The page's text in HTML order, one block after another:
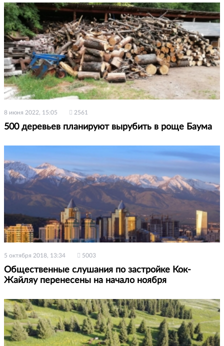
8 июня 2022, 15:05 2561
500 деревьев планируют вырубить в роще Баума
5 октября 2018, 13:34 5003
Общественные слушания по застройке Кок-
Жайляу перенесены на начало ноября